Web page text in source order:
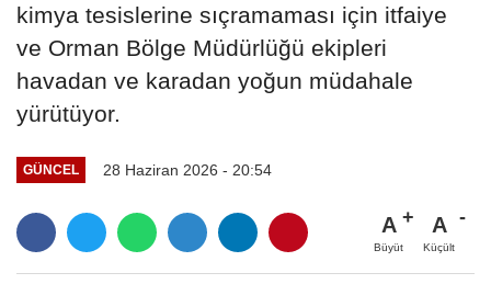
kimya tesislerine sıçramaması için itfaiye
ve Orman Bölge Müdürlüğü ekipleri
havadan ve karadan yoğun müdahale
yürütüyor.
GÜNCEL 28 Haziran 2026 - 20:54
A
Büyüt
A
Küçült